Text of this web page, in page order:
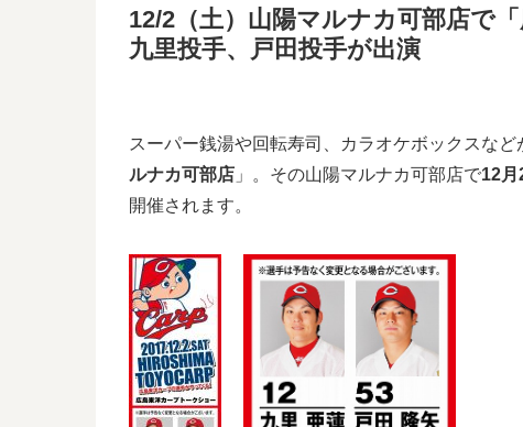
12/2（土）山陽マルナカ可部店で
九里投手、戸田投手が出演
スーパー銭湯や回転寿司、カラオケボックスな
ルナカ可部店 」。その山陽マルナカ可部店で12月
開催されます。